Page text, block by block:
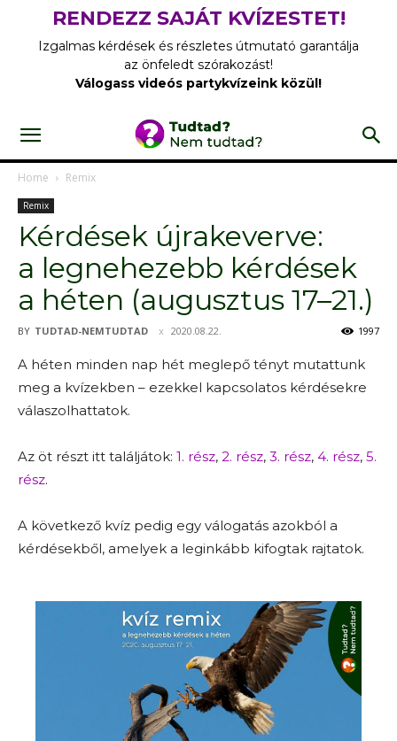
RENDEZZ SAJÁT KVÍZESTET!
Izgalmas kérdések és részletes útmutató garantálja
az önfeledt szórakozást!
Válogass videós partykvízeink közül!
Home Remix
Remix
Kérdések újrakeverve:
a legnehezebb kérdések
a héten (augusztus 17–21.)
BY TUDTAD-NEMTUDTAD 2020.08.22. 1997
A héten minden nap hét meglepő tényt mutattunk
meg a kvízekben – ezekkel kapcsolatos kérdésekre
válaszolhattatok.
Az öt részt itt találjátok: 1. rész, 2. rész, 3. rész, 4. rész, 5.
rész.
A következő kvíz pedig egy válogatás azokból a
kérdésekből, amelyek a leginkább kifogtak rajtatok.